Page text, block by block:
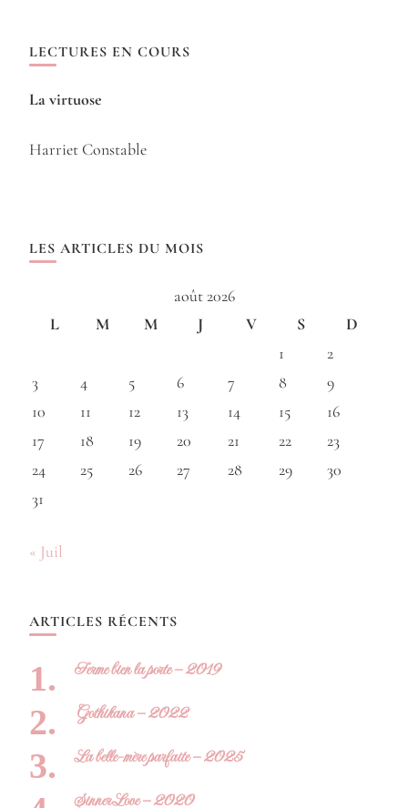
LECTURES EN COURS
La virtuose
Harriet Constable
LES ARTICLES DU MOIS
août 2026
L
M M J V S
D
1
2
3
4 5 6 7 8
9
10
11 12 13 14 15
16
17
18 19 20 21 22
23
24
25 26 27 28 29
30
31
« Juil
ARTICLES RÉCENTS
Ferme bien la porte – 2019
Gothikana – 2022
La belle-mère parfaite – 2025
Sinner Love – 2020